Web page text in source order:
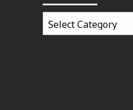
Categories